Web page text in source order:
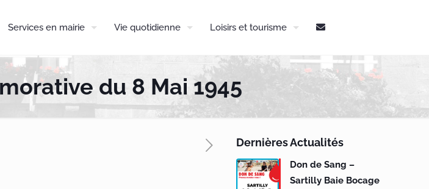
Services en mairie Vie quotidienne Loisirs et tourisme
du 8 Mai 1945
Dernières Actualités
Don de Sang –
Sartilly Baie Bocage